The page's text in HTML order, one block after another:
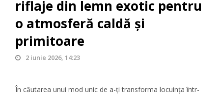
riflaje din lemn exotic pentru
o atmosferă caldă și
primitoare
2 iunie 2026, 14:23
În căutarea unui mod unic de a-ți transforma locuința într-